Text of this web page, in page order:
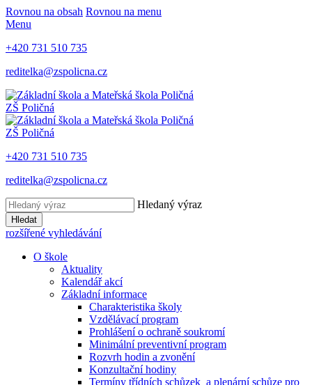
Rovnou na obsah Rovnou na menu
Menu
+420 731 510 735
reditelka@zspolicna.cz
ZŠ Poličná
ZŠ Poličná
+420 731 510 735
reditelka@zspolicna.cz
Hledaný výraz
Hledat
rozšířené vyhledávání
O škole
Aktuality
Kalendář akcí
Základní informace
Charakteristika školy
Vzdělávací program
Prohlášení o ochraně soukromí
Minimální preventivní program
Rozvrh hodin a zvonění
Konzultační hodiny
Termíny třídních schůzek a plenární schůze pro